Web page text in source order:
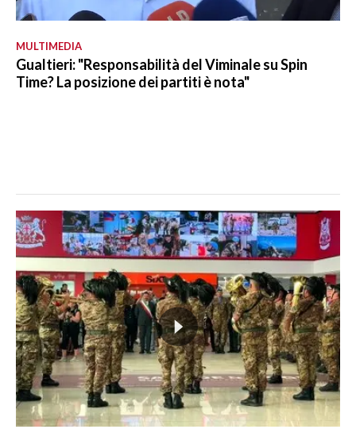
MULTIMEDIA
Gualtieri: "Responsabilità del Viminale su Spin
Time? La posizione dei partiti è nota"